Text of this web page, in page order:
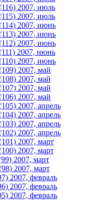
2007, июль
2007, июль
2007, июнь
2007, июнь
2007, июнь
2007, июнь
2007, июнь
2007, май
2007, май
2007, май
2007, май
2007, апрель
2007, апрель
2007, апрель
2007, апрель
2007, март
2007, март
2007, март
2007, март
2007, февраль
2007, февраль
2007, февраль